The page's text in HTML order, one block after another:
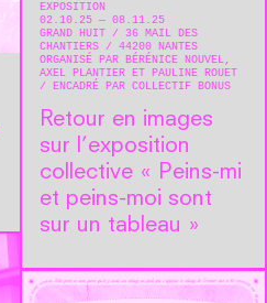
EXPOSITION
02.10.25 — 08.11.25
GRAND HUIT
36 MAIL DES
CHANTIERS
44200 NANTES
ORGANISÉ PAR BÉRÉNICE NOUVEL,
AXEL PLANTIER ET PAULINE ROUET
ENCADRÉ PAR COLLECTIF BONUS
Retour en images
sur l’exposition
collective « Peins-mi
et peins-moi sont
sur un tableau »